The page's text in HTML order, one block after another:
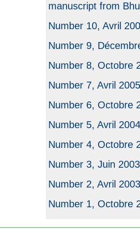
manuscript from
Number 10, Avril
Number 9,
Number 8, Octobre
Number 7, Avril 2005
Number 6, Octobre
Number 5, Avril 2004
Number 4, Octobre
Number 3, Juin 2003
Number 2, Avril
Number 1, Octobre